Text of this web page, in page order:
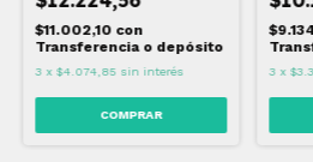
$11.002,10 con
Transferencia o depósito
3 x $4.074,85 sin interés 3 x